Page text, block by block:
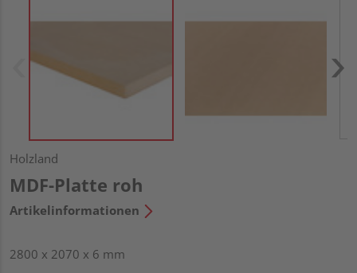
Holzland
MDF-Platte roh
Artikelinformationen
2800 x 2070 x 6 mm